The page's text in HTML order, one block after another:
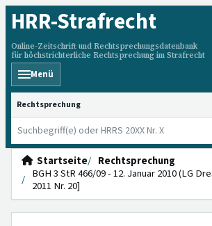
HRR-Strafrecht
Online-Zeitschrift und Rechtsprechungsdatenbank
für höchstrichterliche Rechtsprechung im Strafrecht
Menü
HRRS durchsuchen
Startseite
Rechtsprechung
BGH 3 StR 466/09 - 12. Januar 2010 (LG
2011 Nr. 20]